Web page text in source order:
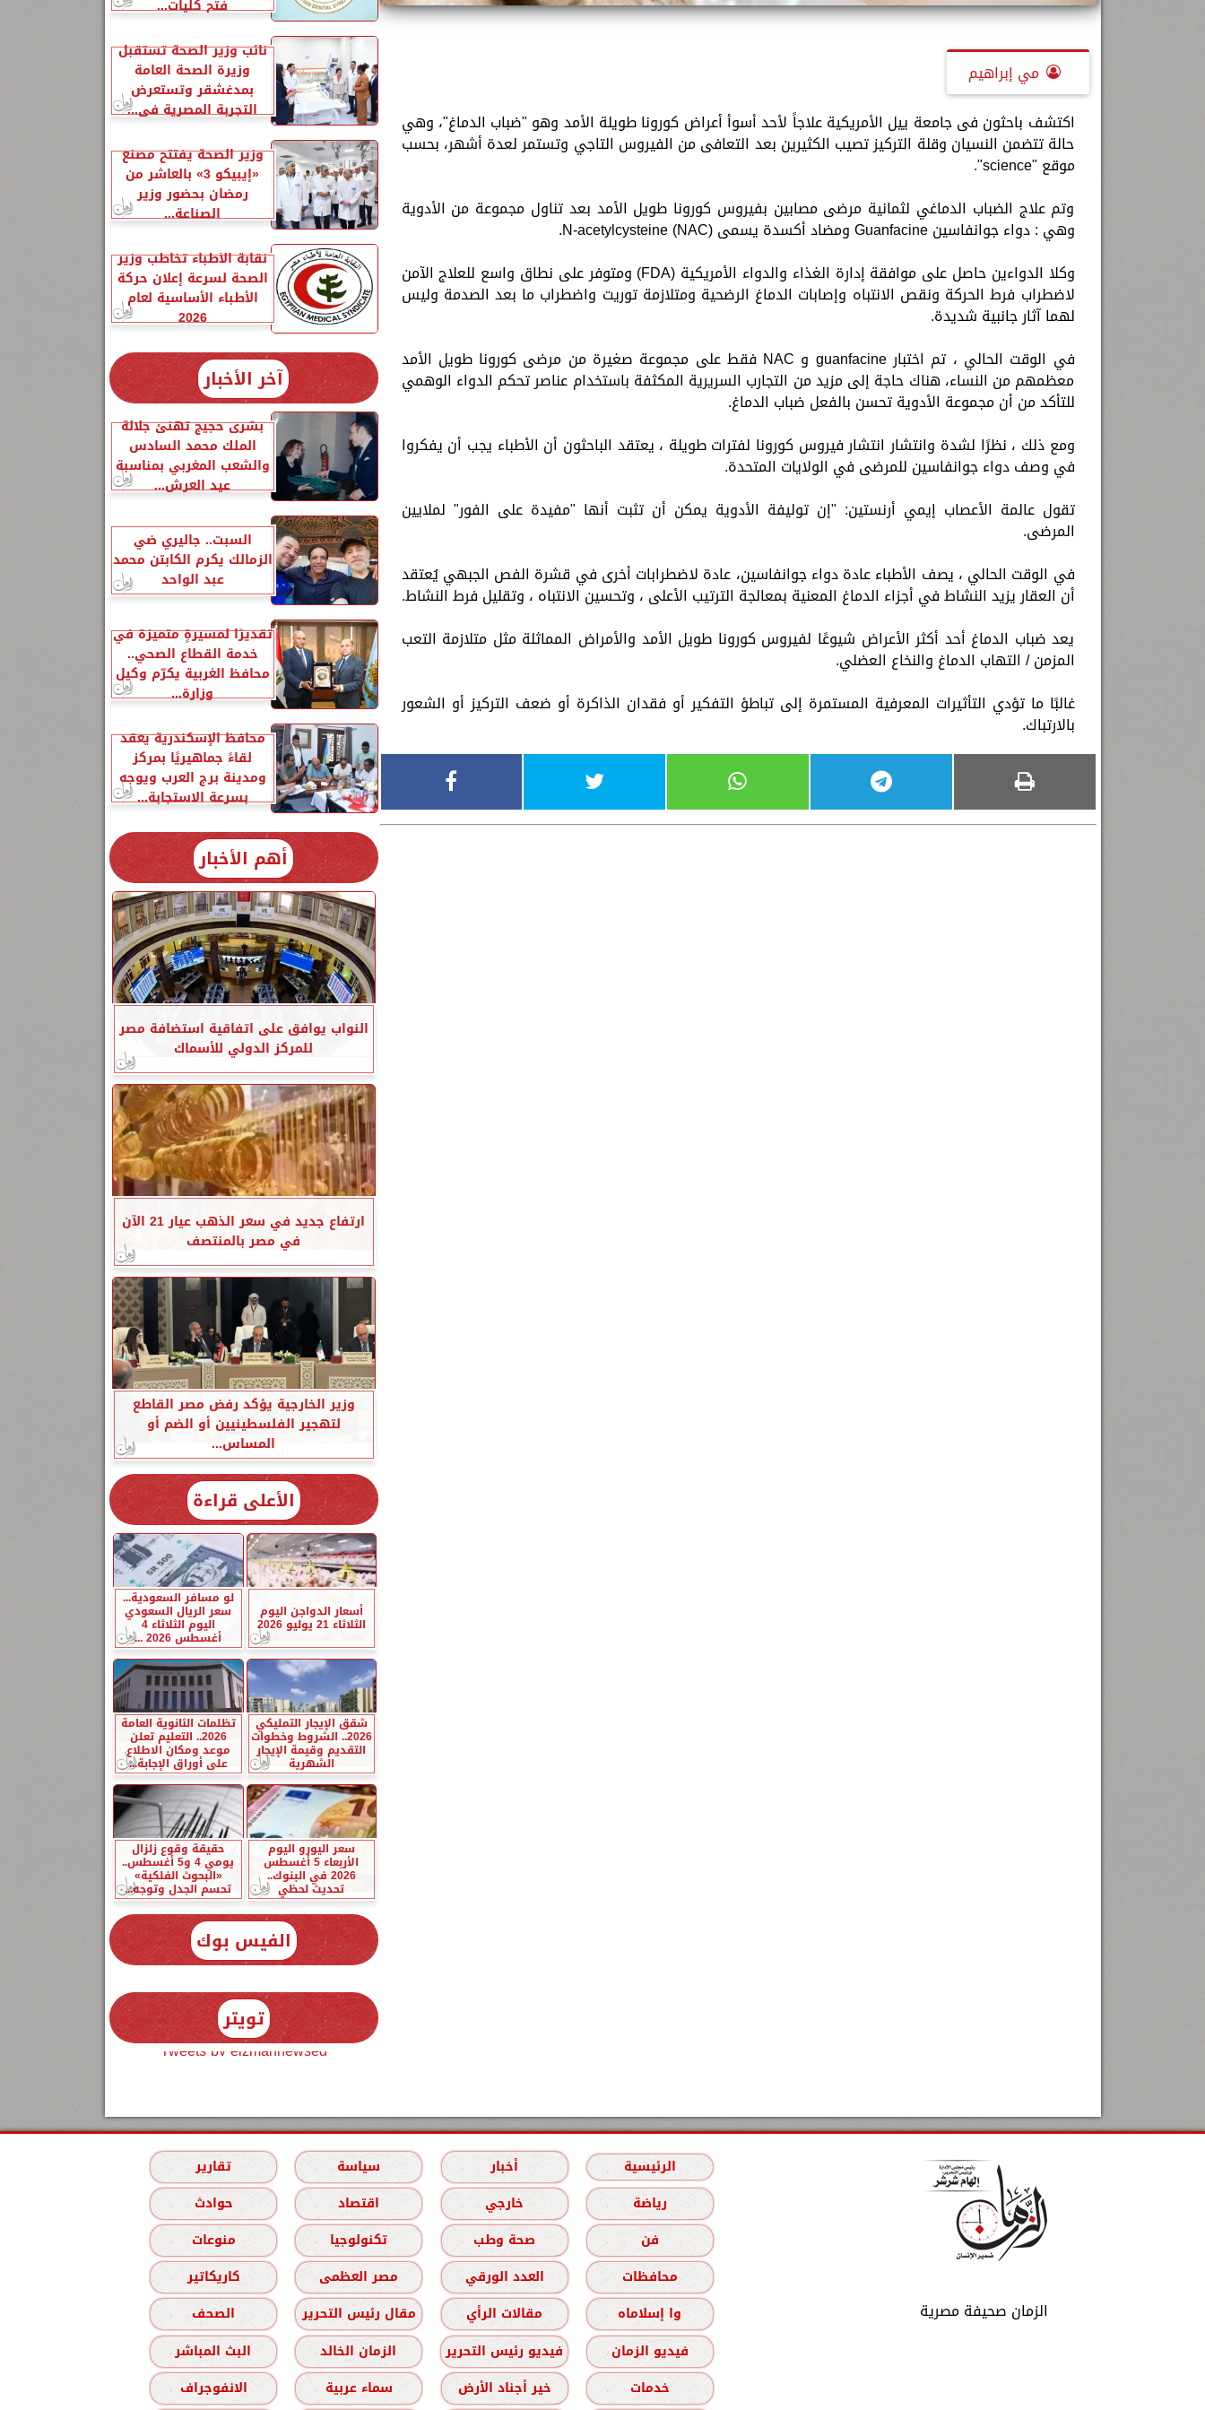
مي إبراهيم
اكتشف باحثون فى جامعة ييل الأمريكية علاجاً لأحد أسوأ أعراض كورونا طويلة الأمد وهو "ضباب الدماغ"، وهي
حالة تتضمن النسيان وقلة التركيز تصيب الكثيرين بعد التعافى من الفيروس التاجي وتستمر لعدة أشهر، بحسب
موقع "science".
وتم علاج الضباب الدماغي لثمانية مرضى مصابين بفيروس كورونا طويل الأمد بعد تناول مجموعة من الأدوية
وهي : دواء جوانفاسين Guanfacine ومضاد أكسدة يسمى N-acetylcysteine (NAC).
وكلا الدواءين حاصل على موافقة إدارة الغذاء والدواء الأمريكية (FDA) ومتوفر على نطاق واسع للعلاج الآمن
لاضطراب فرط الحركة ونقص الانتباه وإصابات الدماغ الرضحية ومتلازمة توريت واضطراب ما بعد الصدمة وليس
لهما آثار جانبية شديدة.
في الوقت الحالي ، تم اختبار guanfacine و NAC فقط على مجموعة صغيرة من مرضى كورونا طويل الأمد
معظمهم من النساء، هناك حاجة إلى مزيد من التجارب السريرية المكثفة باستخدام عناصر تحكم الدواء الوهمي
للتأكد من أن مجموعة الأدوية تحسن بالفعل ضباب الدماغ.
ومع ذلك ، نظرًا لشدة وانتشار انتشار فيروس كورونا لفترات طويلة ، يعتقد الباحثون أن الأطباء يجب أن يفكروا
في وصف دواء جوانفاسين للمرضى في الولايات المتحدة.
تقول عالمة الأعصاب إيمي أرنستين: "إن توليفة الأدوية يمكن أن تثبت أنها "مفيدة على الفور" لملايين
المرضى.
في الوقت الحالي ، يصف الأطباء عادة دواء جوانفاسين، عادة لاضطرابات أخرى في قشرة الفص الجبهي يُعتقد
أن العقار يزيد النشاط في أجزاء الدماغ المعنية بمعالجة الترتيب الأعلى ، وتحسين الانتباه ، وتقليل فرط النشاط.
يعد ضباب الدماغ أحد أكثر الأعراض شيوعًا لفيروس كورونا طويل الأمد والأمراض المماثلة مثل متلازمة التعب
المزمن / التهاب الدماغ والنخاع العضلي.
غالبًا ما تؤدي التأثيرات المعرفية المستمرة إلى تباطؤ التفكير أو فقدان الذاكرة أو ضعف التركيز أو الشعور
بالارتباك.
فتح كليات...
نائب وزير الصحة تستقبل
وزيرة الصحة العامة
بمدغشقر وتستعرض
التجربة المصرية في...
وزير الصحة يفتتح مصنع
«إيبيكو 3» بالعاشر من
رمضان بحضور وزير
الصناعة...
نقابة الأطباء تخاطب وزير
الصحة لسرعة إعلان حركة
الأطباء الأساسية لعام
2026
آخر الأخبار
بشرى حجيج تهنئ جلالة
الملك محمد السادس
والشعب المغربي بمناسبة
عيد العرش...
السبت.. جاليري ضي
الزمالك يكرم الكابتن محمد
عبد الواحد
تقديرًا لمسيرةٍ متميزة في
خدمة القطاع الصحي..
محافظ الغربية يكرّم وكيل
وزارة...
محافظ الإسكندرية يعقد
لقاءً جماهيريًا بمركز
ومدينة برج العرب ويوجه
بسرعة الاستجابة...
أهم الأخبار
النواب يوافق على اتفاقية استضافة مصر
للمركز الدولي للأسماك
ارتفاع جديد في سعر الذهب عيار 21 الآن
في مصر بالمنتصف
وزير الخارجية يؤكد رفض مصر القاطع
لتهجير الفلسطينيين أو الضم أو
المساس...
الأعلى قراءة
أسعار الدواجن اليوم
الثلاثاء 21 يوليو 2026
لو مسافر السعودية...
سعر الريال السعودي
اليوم الثلاثاء 4
أغسطس 2026 ...
شقق الإيجار التمليكي
2026.. الشروط وخطوات
التقديم وقيمة الإيجار
الشهرية
تظلمات الثانوية العامة
2026.. التعليم تعلن
موعد ومكان الاطلاع
على أوراق الإجابة...
سعر اليورو اليوم
الأربعاء 5 أغسطس
2026 في البنوك..
تحديث لحظي
حقيقة وقوع زلزال
يومي 4 و5 أغسطس..
«البحوث الفلكية»
تحسم الجدل وتوجه...
الفيس بوك
تويتر
Tweets by elzmannewseg
الزمان صحيفة مصرية
الرئيسية أخبار سياسة
تقارير
رياضة
خارجي اقتصاد
حوادث
فن
صحة وطب تكنولوجيا
منوعات
محافظات
العدد الورقي مصر العظمى
كاريكاتير
وا إسلاماه
مقالات الرأي مقال رئيس التحرير
الصحف
فيديو الزمان
فيديو رئيس التحرير الزمان الخالد
البث المباشر
خدمات
خير أجناد الأرض سماء عربية الانفوجراف